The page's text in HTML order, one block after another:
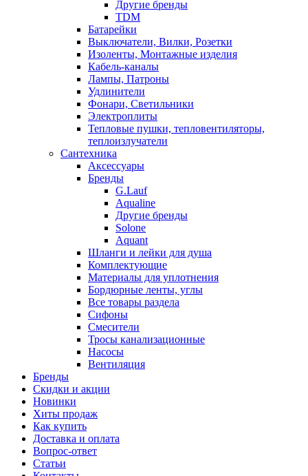
Другие бренды
TDM
Батарейки
Выключатели, Вилки, Розетки
Изоленты, Монтажные изделия
Кабель-каналы
Лампы, Патроны
Удлинители
Фонари, Светильники
Электроплиты
Тепловые пушки, тепловентиляторы,
теплоизлучатели
Сантехника
Аксессуары
Бренды
G.Lauf
Aqualine
Другие бренды
Solone
Aquant
Шланги и лейки для душа
Комплектующие
Материалы для уплотнения
Бордюрные ленты, углы
Все товары раздела
Сифоны
Смесители
Тросы канализационные
Насосы
Вентиляция
Бренды
Скидки и акции
Новинки
Хиты продаж
Как купить
Доставка и оплата
Вопрос-ответ
Статьи